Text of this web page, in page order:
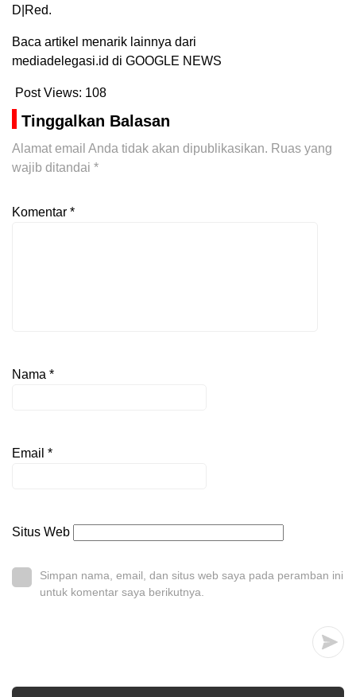
D|Red.
Baca artikel menarik lainnya dari
mediadelegasi.id di GOOGLE NEWS
Post Views: 108
Tinggalkan Balasan
Alamat email Anda tidak akan dipublikasikan. Ruas yang
wajib ditandai *
Komentar *
Nama *
Email *
Situs Web
Simpan nama, email, dan situs web saya pada peramban ini
untuk komentar saya berikutnya.